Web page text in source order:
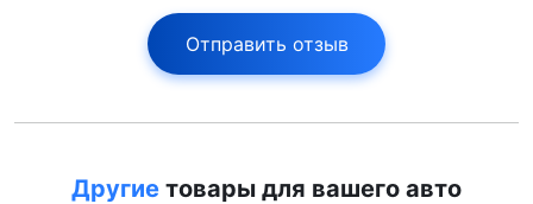
Отправить отзыв
Другие товары для вашего авто